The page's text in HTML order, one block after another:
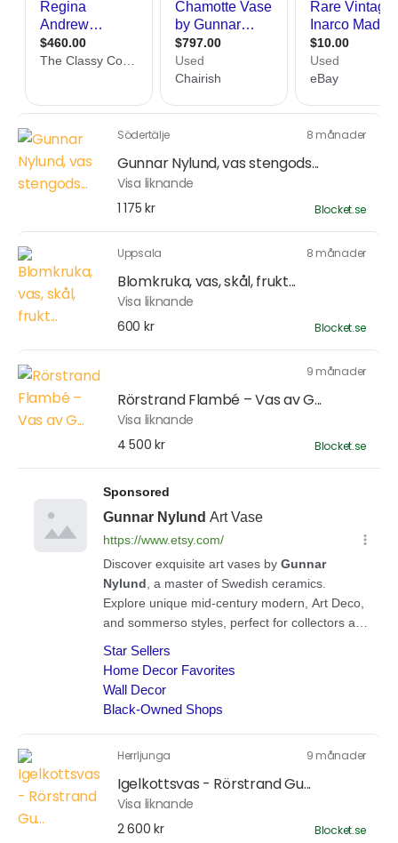
Södertälje 8 månader
Gunnar Nylund, vas stengods...
Visa liknande
1 175 kr
Blocket.se
Uppsala 8 månader
Blomkruka, vas, skål, frukt...
Visa liknande
600 kr
Blocket.se
9 månader
Rörstrand Flambé – Vas av G...
Visa liknande
4 500 kr
Blocket.se
Herrljunga 9 månader
Igelkottsvas - Rörstrand Gu...
Visa liknande
2 600 kr
Blocket.se